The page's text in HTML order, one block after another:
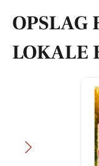
OPSLAG
LOKALE